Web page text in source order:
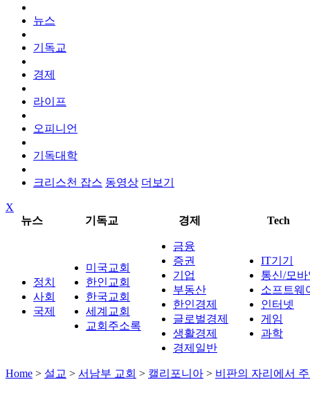
뉴스
기독교
경제
라이프
오피니언
기독대학
크리스천 잡스 동영상 더보기
X
뉴스
기독교 경제 Tech
정치
사회
국제
미국교회
한인교회
한국교회
세계교회
교회주소록
금융
증권
기업
부동산
한인경제
글로벌경제
생활경제
경제일반
IT기기
통신/모
소프트웨
인터넷
게임
과학
Home > 설교 > 서남부 교회 > 캘리포니아 > 비판의 자리에서